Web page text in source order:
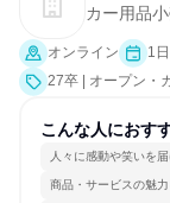
カー用品
オンライン 1日
27卒 | オープン・
こんな人におす
人々に感動や笑いを
商品・サービスの魅